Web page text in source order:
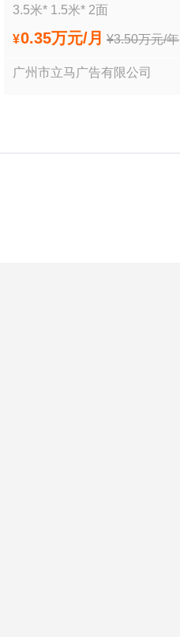
3.5米* 1.5米* 2面
¥0.35万元/月 ¥3.50万元/年
广州市立马广告有限公司